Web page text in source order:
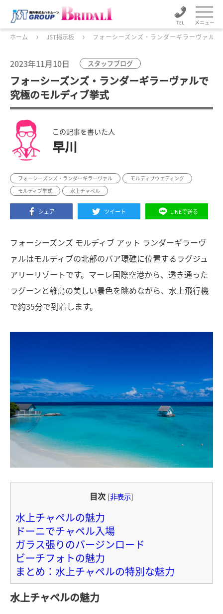
メニュー
ホーム JST掲示板 フォーシーズンズ・ランダーギラーヴァル
2023年11月10日 スタッフブログ
フォーシーズンズ・ランダーギラーヴァルで
究極のモルディブ挙式
この記事を書いた人
早川
フォーシーズンズ・ランダーギラーヴァル
モルディブウェディング
モルディブ挙式
水上チャペル
シェア ツイート LINEで送る
フォーシーズンズ モルディブ アット ランダーギラーヴ
ァルはモルディブの北部のバア環礁に位置するラグジュ
アリーリゾートです。マーレ国際空港から、透き通った
ラグーンと離島の美しい景色を眺めながら、水上飛行機
で約35分で到着します。
目次 [非表示]
水上チャペルの魅力
ドーニでチャペル入場
ガラス張りのバージンロード
ビーチフォトの魅力
まとめ：水上チャペルの特別な魅力
水上チャペルの魅力